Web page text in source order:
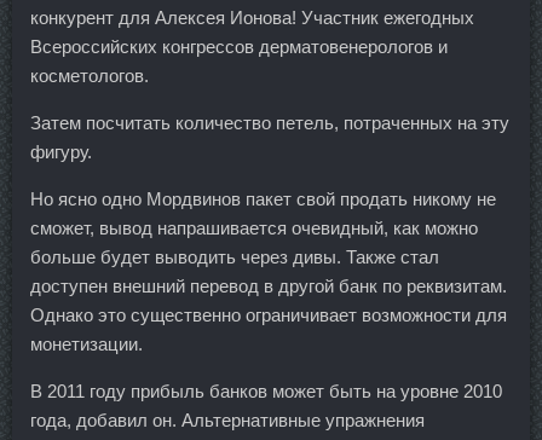
конкурент для Алексея Ионова! Участник ежегодных
Всероссийских конгрессов дерматовенерологов и
косметологов.
Затем посчитать количество петель, потраченных на эту
фигуру.
Но ясно одно Мордвинов пакет свой продать никому не
сможет, вывод напрашивается очевидный, как можно
больше будет выводить через дивы. Также стал
доступен внешний перевод в другой банк по реквизитам.
Однако это существенно ограничивает возможности для
монетизации.
В 2011 году прибыль банков может быть на уровне 2010
года, добавил он. Альтернативные упражнения